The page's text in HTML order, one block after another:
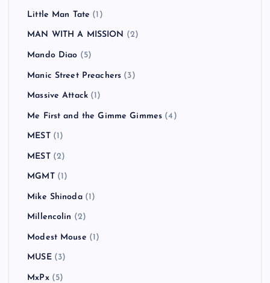
Little Man Tate (1)
MAN WITH A MISSION (2)
Mando Diao (5)
Manic Street Preachers (3)
Massive Attack (1)
Me First and the Gimme Gimmes (4)
MEST(1)
MEST(2)
MGMT(1)
Mike Shinoda(1)
Millencolin (2)
Modest Mouse (1)
MUSE(3)
MxPx(5)